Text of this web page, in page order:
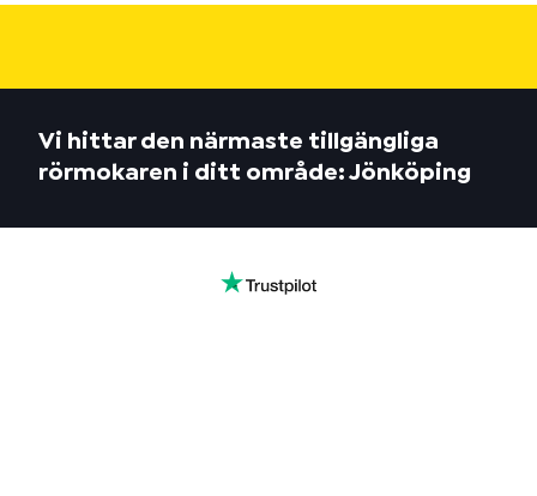
Vi hittar den närmaste tillgängliga
rörmokaren i ditt område: Jönköping